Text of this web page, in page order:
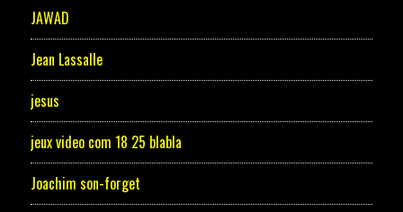
JAWAD
Jean Lassalle
jesus
jeux video com 18 25 blabla
Joachim son-forget